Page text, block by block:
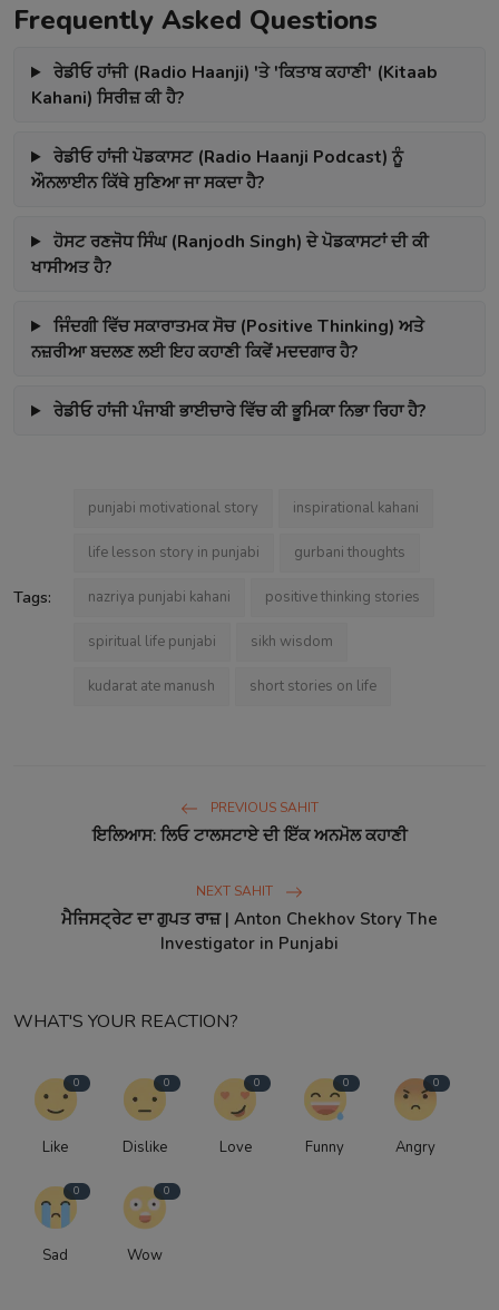
Frequently Asked Questions
ਰੇਡੀਓ ਹਾਂਜੀ (Radio Haanji) 'ਤੇ 'ਕਿਤਾਬ ਕਹਾਣੀ' (Kitaab
Kahani) ਸਿਰੀਜ਼ ਕੀ ਹੈ?
ਰੇਡੀਓ ਹਾਂਜੀ ਪੋਡਕਾਸਟ (Radio Haanji Podcast) ਨੂੰ
ਔਨਲਾਈਨ ਕਿੱਥੇ ਸੁਣਿਆ ਜਾ ਸਕਦਾ ਹੈ?
ਹੋਸਟ ਰਣਜੋਧ ਸਿੰਘ (Ranjodh Singh) ਦੇ ਪੋਡਕਾਸਟਾਂ ਦੀ ਕੀ
ਖਾਸੀਅਤ ਹੈ?
ਜਿੰਦਗੀ ਵਿੱਚ ਸਕਾਰਾਤਮਕ ਸੋਚ (Positive Thinking) ਅਤੇ
ਨਜ਼ਰੀਆ ਬਦਲਣ ਲਈ ਇਹ ਕਹਾਣੀ ਕਿਵੇਂ ਮਦਦਗਾਰ ਹੈ?
ਰੇਡੀਓ ਹਾਂਜੀ ਪੰਜਾਬੀ ਭਾਈਚਾਰੇ ਵਿੱਚ ਕੀ ਭੂਮਿਕਾ ਨਿਭਾ ਰਿਹਾ ਹੈ?
Tags:
punjabi motivational story inspirational kahani
life lesson story in punjabi gurbani thoughts
nazriya punjabi kahani positive thinking stories
spiritual life punjabi sikh wisdom
kudarat ate manush short stories on life
PREVIOUS SAHIT
ਇਲਿਆਸ: ਲਿਓ ਟਾਲਸਟਾਏ ਦੀ ਇੱਕ ਅਨਮੋਲ ਕਹਾਣੀ
NEXT SAHIT
ਮੈਜਿਸਟ੍ਰੇਟ ਦਾ ਗੁਪਤ ਰਾਜ਼ | Anton Chekhov Story The
Investigator in Punjabi
WHAT'S YOUR REACTION?
0
Like
0
Dislike
0
Love
0
Funny
0
Angry
0
Sad
0
Wow